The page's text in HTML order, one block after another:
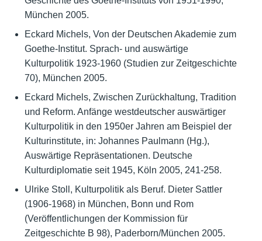
München 2005.
Eckard Michels, Von der Deutschen Akademie zum
Goethe-Institut. Sprach- und auswärtige
Kulturpolitik 1923-1960 (Studien zur Zeitgeschichte
70), München 2005.
Eckard Michels, Zwischen Zurückhaltung, Tradition
und Reform. Anfänge westdeutscher auswärtiger
Kulturpolitik in den 1950er Jahren am Beispiel der
Kulturinstitute, in: Johannes Paulmann (Hg.),
Auswärtige Repräsentationen. Deutsche
Kulturdiplomatie seit 1945, Köln 2005, 241-258.
Ulrike Stoll, Kulturpolitik als Beruf. Dieter Sattler
(1906-1968) in München, Bonn und Rom
(Veröffentlichungen der Kommission für
Zeitgeschichte B 98), Paderborn/München 2005.